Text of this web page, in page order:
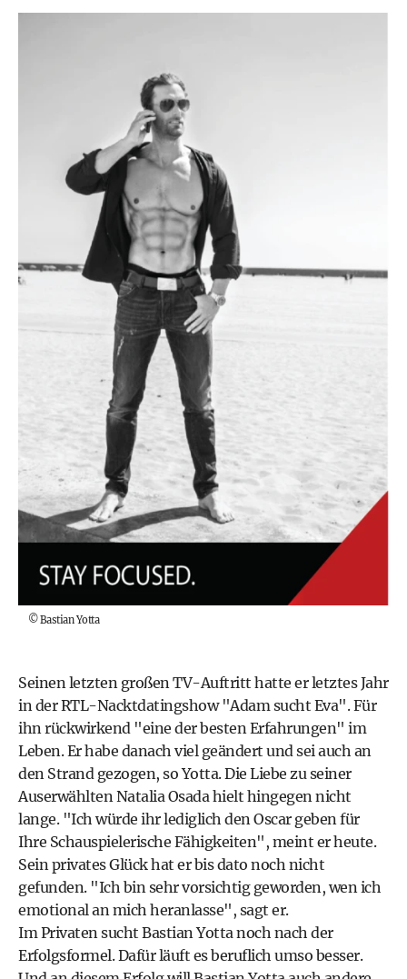
©Bastian Yotta
Seinen letzten großen TV-Auftritt hatte er letztes Jahr
in der RTL-Nacktdatingshow "Adam sucht Eva". Für
ihn rückwirkend "eine der besten Erfahrungen" im
Leben. Er habe danach viel geändert und sei auch an
den Strand gezogen, so Yotta. Die Liebe zu seiner
Auserwählten Natalia Osadahielt hingegen nicht
lange. "Ich würde ihr lediglich den Oscar geben für
Ihre Schauspielerische Fähigkeiten", meint er heute.
Sein privates Glück hat er bis dato noch nicht
gefunden. "Ich bin sehr vorsichtig geworden, wen ich
emotional an mich heranlasse", sagt er.
Im Privaten sucht Bastian Yotta noch nach der
Erfolgsformel. Dafür läuft es beruflich umso besser.